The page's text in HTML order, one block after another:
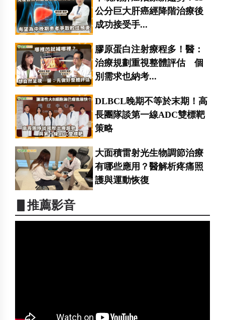
公分巨大肝癌經降階治療後
成功接受手...
膠原蛋白注射療程多！醫：
治療規劃重視整體評估 個
別需求也納考...
DLBCL晚期不等於末期！高
長團隊談第一線ADC雙標靶
策略
大面積雷射光生物調節治療
有哪些應用？醫解析疼痛照
護與運動恢復
▋推薦影音